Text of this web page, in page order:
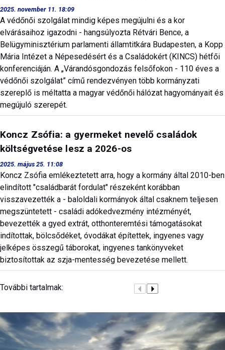
2025. november 11. 18:09
A védőnői szolgálat mindig képes megújulni és a kor
elvárásaihoz igazodni - hangsúlyozta Rétvári Bence, a
Belügyminisztérium parlamenti államtitkára Budapesten, a Kopp
Mária Intézet a Népesedésért és a Családokért (KINCS) hétfői
konferenciáján. A „Várandósgondozás felsőfokon - 110 éves a
védőnői szolgálat” című rendezvényen több kormányzati
szereplő is méltatta a magyar védőnői hálózat hagyományait és
megújuló szerepét.
Koncz Zsófia: a gyermeket nevelő családok
költségvetése lesz a 2026-os
2025. május 25. 11:08
Koncz Zsófia emlékeztetett arra, hogy a kormány által 2010-ben
elindított "családbarát fordulat" részeként korábban
visszavezették a - baloldali kormányok által csaknem teljesen
megszüntetett - családi adókedvezmény intézményét,
bevezették a gyed extrát, otthonteremtési támogatásokat
indítottak, bölcsődéket, óvodákat építettek, ingyenes vagy
jelképes összegű táborokat, ingyenes tankönyveket
biztosítottak az szja-mentesség bevezetése mellett.
További tartalmak: